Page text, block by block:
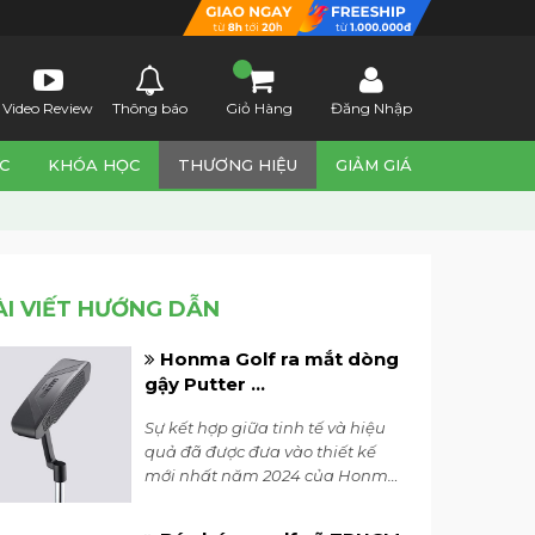
Video Review Thông báo Giỏ Hàng Đăng Nhập
KHÓA HỌC THƯƠNG HIỆU GIẢM GIÁ
VIẾT HƯỚNG DẪN
Honma Golf ra mắt dòng
gậy Putter ...
Sự kết hợp giữa tinh tế và hiệu
quả đã được đưa vào thiết kế
mới nhất năm 2024 của Honma